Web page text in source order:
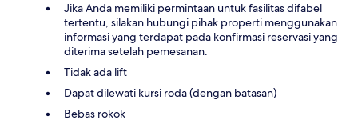
Jika Anda memiliki permintaan untuk fasilitas difabel
tertentu, silakan hubungi pihak properti menggunakan
informasi yang terdapat pada konfirmasi reservasi yang
diterima setelah pemesanan.
Tidak ada lift
Dapat dilewati kursi roda (dengan batasan)
Bebas rokok